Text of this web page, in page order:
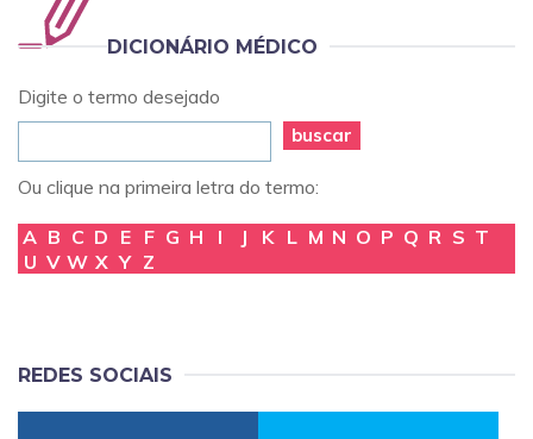
DICIONÁRIO MÉDICO
Digite o termo desejado
buscar
Ou clique na primeira letra do termo:
A B C D E F G H I J K L M N O P Q R S T
U V W X Y Z
REDES SOCIAIS